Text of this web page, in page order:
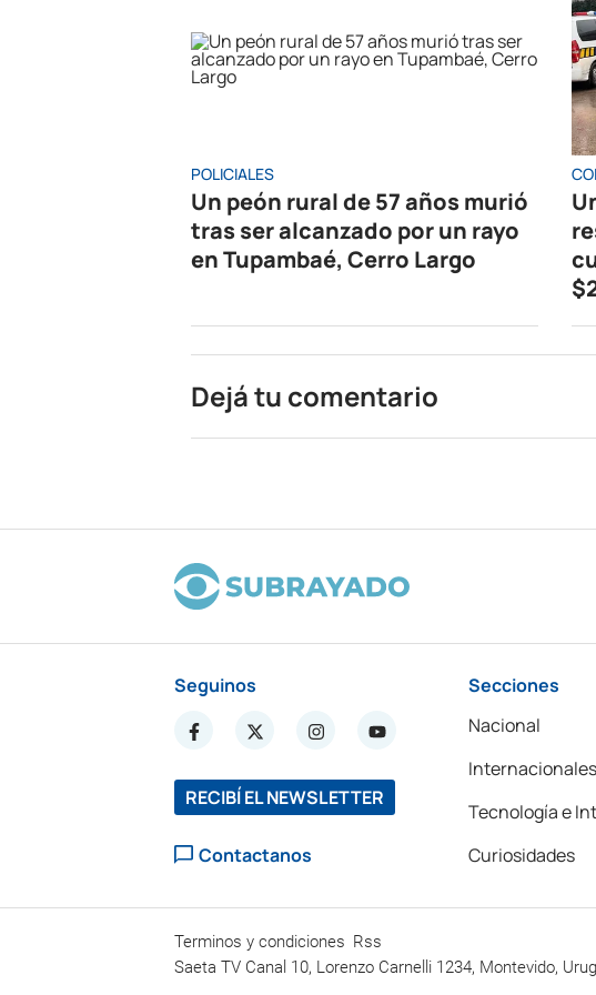
POLICIALES
Un peón rural de 57 años murió
tras ser alcanzado por un rayo
en Tupambaé, Cerro Largo
Dejá tu comentario
Seguinos
RECIBÍ EL NEWSLETTER
Contactanos
Secciones
Nacional
Internacionales
Tecnología e
Curiosidades
Terminos y condiciones Rss
Saeta TV Canal 10, Lorenzo Carnelli 1234, Montevido,